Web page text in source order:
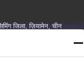
जिला, ज़ियामेन, चीन
फ़ुज़ियान, चीन